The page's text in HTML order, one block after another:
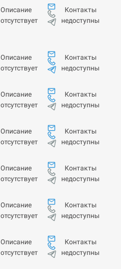
Описание
отсутствует
Контакты
недоступны
Описание
отсутствует
Контакты
недоступны
Описание
отсутствует
Контакты
недоступны
Описание
отсутствует
Контакты
недоступны
Описание
отсутствует
Контакты
недоступны
Описание
отсутствует
Контакты
недоступны
Описание
отсутствует
Контакты
недоступны